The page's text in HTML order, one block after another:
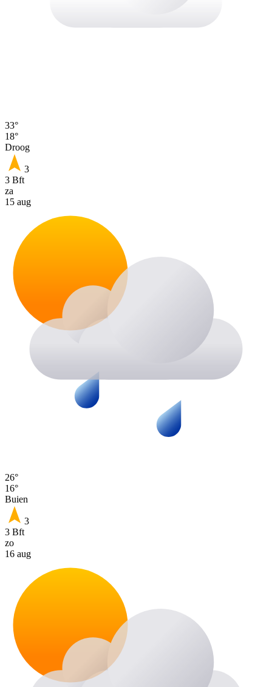
33°
18°
Droog
3
3 Bft
za
15 aug
26°
16°
Buien
3
3 Bft
zo
16 aug